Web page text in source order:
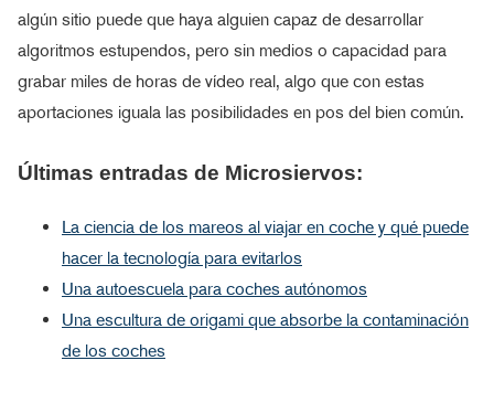
algún sitio puede que haya alguien capaz de desarrollar
algoritmos estupendos, pero sin medios o capacidad para
grabar miles de horas de vídeo real, algo que con estas
aportaciones iguala las posibilidades en pos del bien común.
Últimas entradas de Microsiervos:
La ciencia de los mareos al viajar en coche y qué puede
hacer la tecnología para evitarlos
Una autoescuela para coches autónomos
Una escultura de origami que absorbe la contaminación
de los coches